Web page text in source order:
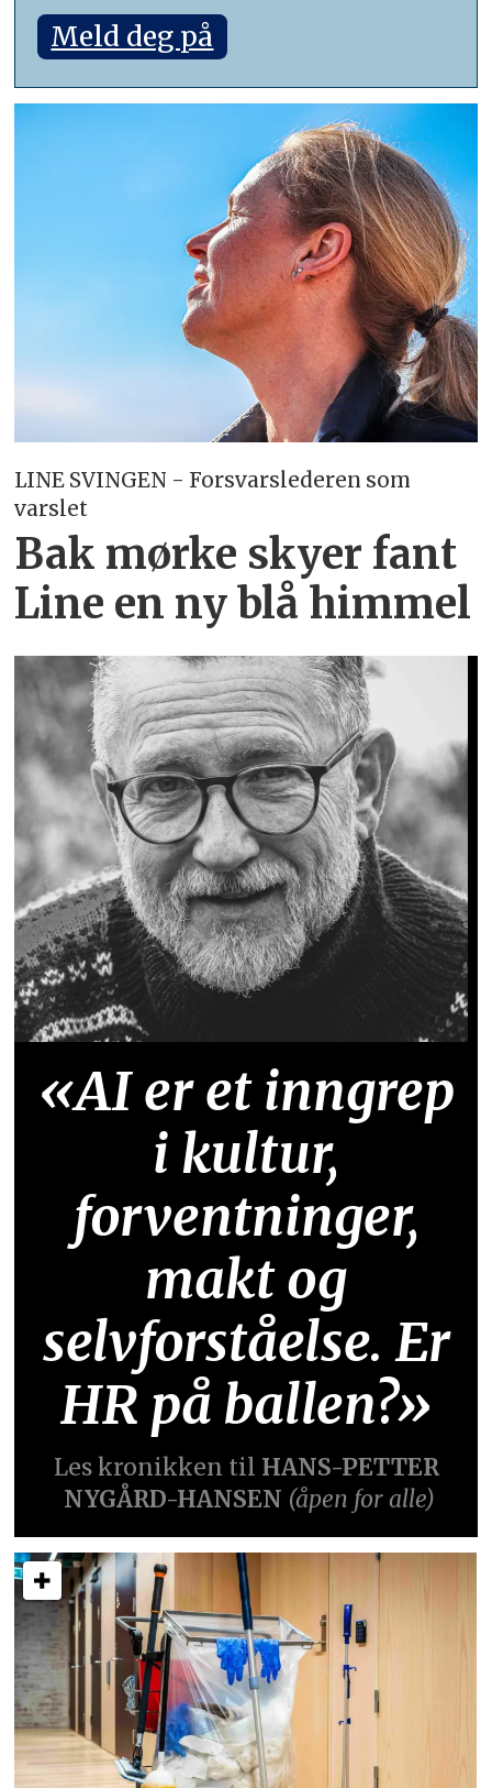
Meld deg på
LINE SVINGEN - Forsvarslederen som
varslet
Bak mørke skyer fant
Line en ny blå himmel
«AI er et inngrep
i kultur,
forventninger,
makt og
selvforståelse. Er
HR på ballen?»
Les kronikken til HANS-PETTER
NYGÅRD-HANSEN (åpen for alle)